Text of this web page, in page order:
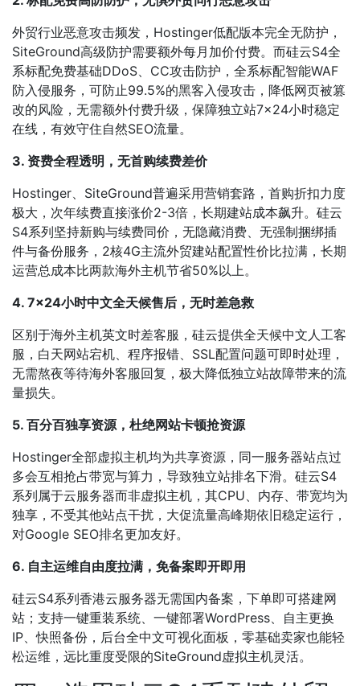
外贸行业恶意攻击频发，Hostinger低配版本完全无防护，
SiteGround高级防护需要额外每月加价付费。而硅云S4全
系标配免费基础DDoS、CC攻击防护，全系标配智能WAF
防入侵服务，可防止99.5%的黑客入侵攻击，降低网页被篡
改的风险，无需额外付费升级，保障独立站7×24小时稳定
在线，有效守住自然SEO流量。
3. 资费全程透明，无首购续费差价
Hostinger、SiteGround普遍采用营销套路，首购折扣力度
极大，次年续费直接涨价2-3倍，长期建站成本飙升。硅云
S4系列坚持新购与续费同价，无隐藏消费、无强制捆绑插
件与备份服务，2核4G主流外贸建站配置性价比拉满，长期
运营总成本比两款海外主机节省50%以上。
4. 7×24小时中文全天候售后，无时差急救
区别于海外主机英文时差客服，硅云提供全天候中文人工客
服，白天网站宕机、程序报错、SSL配置问题可即时处理，
无需熬夜等待海外客服回复，极大降低独立站故障带来的流
量损失。
5. 百分百独享资源，杜绝网站卡顿抢资源
Hostinger全部虚拟主机均为共享资源，同一服务器站点过
多会互相抢占带宽与算力，导致独立站排名下滑。硅云S4
系列属于云服务器而非虚拟主机，其CPU、内存、带宽均为
独享，不受其他站点干扰，大促流量高峰期依旧稳定运行，
对Google SEO排名更加友好。
6. 自主运维自由度拉满，免备案即开即用
硅云S4系列香港云服务器无需国内备案，下单即可搭建网
站；支持一键重装系统、一键部署WordPress、自主更换
IP、快照备份，后台全中文可视化面板，零基础卖家也能轻
松运维，远比重度受限的SiteGround虚拟主机灵活。